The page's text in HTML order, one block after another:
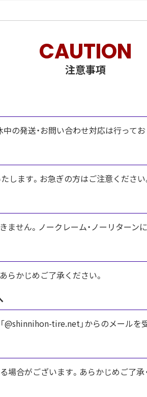
CAUTION
注意事項
の発送・お問い合わせ対応は行ってお
します。お急ぎの方はご注意ください
ません。ノークレーム・ノーリターン
らかじめご了承ください。
@shinnihon-tire.net」からのメールを
場合がございます。あらかじめご了承